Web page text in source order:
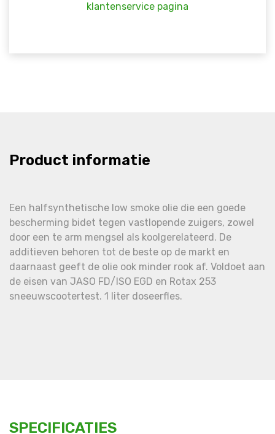
klantenservice pagina
Product informatie
Een halfsynthetische low smoke olie die een goede
bescherming bidet tegen vastlopende zuigers, zowel
door een te arm mengsel als koolgerelateerd. De
additieven behoren tot de beste op de markt en
daarnaast geeft de olie ook minder rook af. Voldoet aan
de eisen van JASO FD/ISO EGD en Rotax 253
sneeuwscootertest. 1 liter doseerfles.
SPECIFICATIES